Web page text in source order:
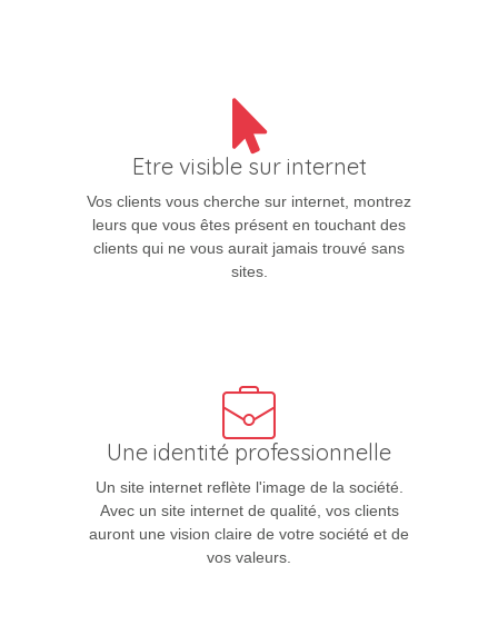
Etre visible sur internet
Vos clients vous cherche sur internet, montrez
leurs que vous êtes présent en touchant des
clients qui ne vous aurait jamais trouvé sans
sites.
Une identité professionnelle
Un site internet reflète l'image de la société.
Avec un site internet de qualité, vos clients
auront une vision claire de votre société et de
vos valeurs.